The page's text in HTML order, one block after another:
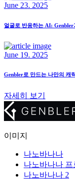
June 23. 2025
얼굴로 반응하는 AI:
June 19. 2025
Genbler로 만드는 나만의 캐
자세히 보기
이미지
나노바나나
나노바나나 프
나노바나나 2